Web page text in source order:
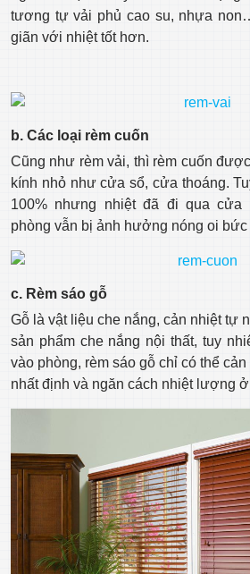
tương tự vải phủ cao su, nhựa
giãn với nhiệt tốt hơn.
b. Các loại rèm cuốn
Cũng như rèm vải, thì rèm cuốn
kính nhỏ như cửa sổ, cửa thoáng.
100% nhưng nhiệt đã đi qua cửa
phòng vẫn bị ảnh hưởng nóng oi bức
c. Rèm sáo gỗ
Gỗ là vật liệu che nắng, cản nhiệt tự
sản phẩm che nắng nội thất, tuy
vào phòng, rèm sáo gỗ chỉ có thể
nhất định và ngăn cách nhiệt lượng